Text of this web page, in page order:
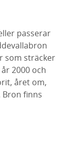
passerar
som sträcker
2000 och
året om,
Bron finns